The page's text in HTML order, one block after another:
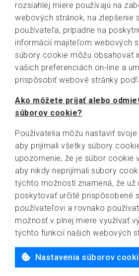
rozsiahlej miere používajú na
webových stránok, na zlepšenie
používateľa, prípadne na
informácií majiteľom webových
súbory cookie môžu obsahovať
vašich preferenciách on-line a
prispôsobiť webové stránky
Ako môžete prijať alebo
súborov cookie?
Používatelia môžu nastaviť svoje
aby prijímali všetky súbory
upozornenie, že je súbor cookie
aby nikdy neprijímali súbory
týchto možností znamená, že už
poskytovať určité prispôsobené
používateľovi a rovnako
možnosť v plnej miere využívať
týchto funkcií našich webových
Nastavenia súborov